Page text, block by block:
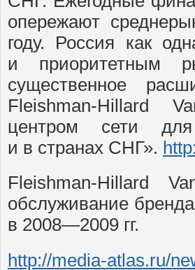
опережают
году. Россия как
и приоритетным
существенное
Fleishman-Hillard
центром сети
и в странах СНГ».
Fleishman-Hillard
обслуживание
в 2008—2009 гг.
http://media-atlas.ru/